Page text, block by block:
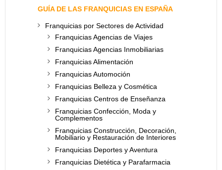
GUÍA DE LAS FRANQUICIAS EN ESPAÑA
Franquicias por Sectores de Actividad
Franquicias Agencias de Viajes
Franquicias Agencias Inmobiliarias
Franquicias Alimentación
Franquicias Automoción
Franquicias Belleza y Cosmética
Franquicias Centros de Enseñanza
Franquicias Confección, Moda y
Complementos
Franquicias Construcción, Decoración,
Mobiliario y Restauración de Interiores
Franquicias Deportes y Aventura
Franquicias Dietética y Parafarmacia